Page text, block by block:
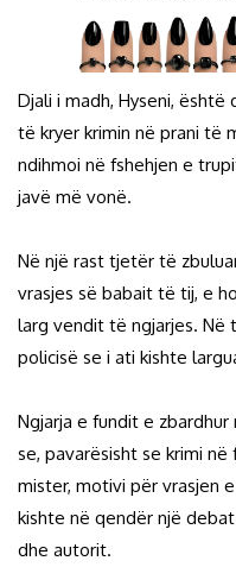
Djali i madh, Hyseni,
të kryer krimin në prani të
ndihmoi në fshehjen e
javë më vonë.
Në një rast tjetër të
vrasjes së babait të tij, e
larg vendit të ngjarjes. Në
policisë se i ati kishte
Ngjarja e fundit e zbardhur
se, pavarësisht se krimi
mister, motivi për vrasjen
kishte në qendër një
dhe autorit.